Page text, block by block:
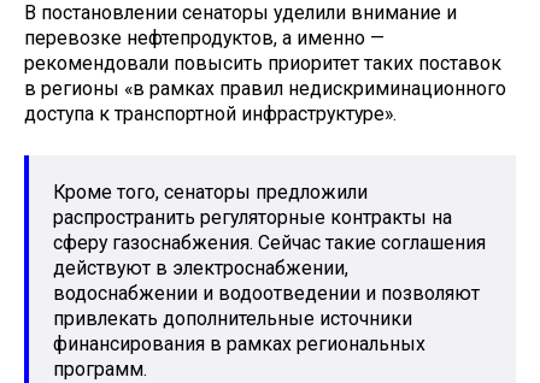
В постановлении сенаторы уделили внимание и
перевозке нефтепродуктов, а именно —
рекомендовали повысить приоритет таких поставок
в регионы «в рамках правил недискриминационного
доступа к транспортной инфраструктуре».
Кроме того, сенаторы предложили
распространить регуляторные контракты на
сферу газоснабжения. Сейчас такие соглашения
действуют в электроснабжении,
водоснабжении и водоотведении и позволяют
привлекать дополнительные источники
финансирования в рамках региональных
программ.